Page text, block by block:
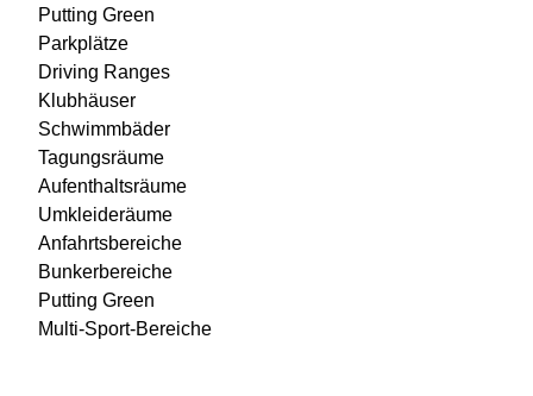
Putting Green
Parkplätze
Driving Ranges
Klubhäuser
Schwimmbäder
Tagungsräume
Aufenthaltsräume
Umkleideräume
Anfahrtsbereiche
Bunkerbereiche
Putting Green
Multi-Sport-Bereiche